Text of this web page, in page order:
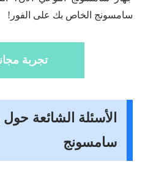
سامسونج الخاص بك على الفور!
تجربة
الأسئلة الشائعة
سامسونج